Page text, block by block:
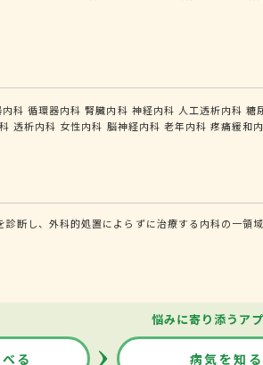
科 循環器内科 腎臓内科 神経内科 人工透析内科 糖
透析内科 女性内科 脳神経内科 老年内科 疼痛緩和
断し、外科的処置によらずに治療する内科の一領
悩みに寄り添うア
る 病気を知る